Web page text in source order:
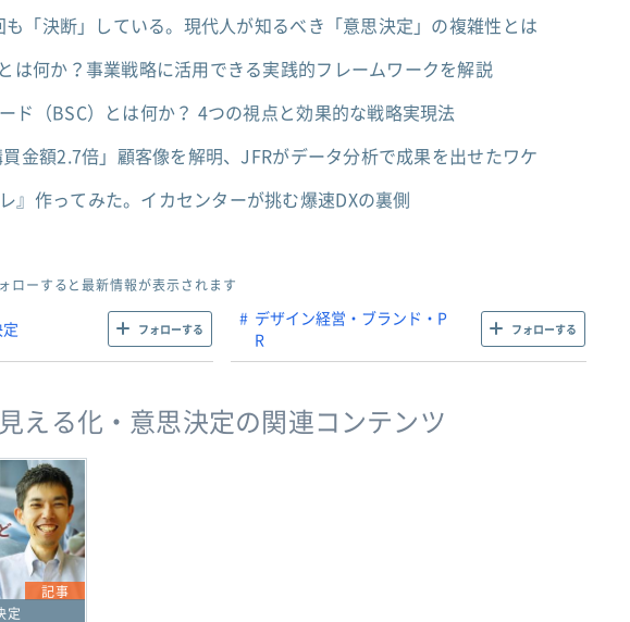
「決断」している。現代人が知るべき「意思決定」の複雑性とは
は何か？事業戦略に活用できる実践的フレームワークを解説
ド（BSC）とは何か？ 4つの視点と効果的な戦略実現法
金額2.7倍」顧客像を解明、JFRがデータ分析で成果を出せたワケ
』作ってみた。イカセンターが挑む爆速DXの裏側
ローすると最新情報が表示されます
フォローする
デザイン経営・ブランド・P
R
フォローする
見える化・意思決定の関連コンテンツ
記事
定